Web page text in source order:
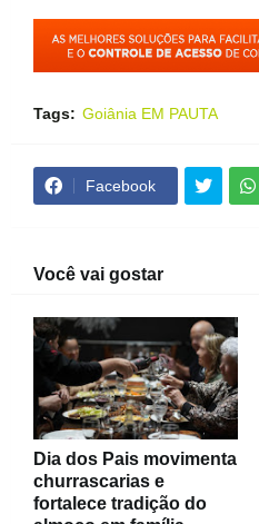
Tags: Goiânia EM PAUTA
Facebook
Você vai gostar
Dia dos Pais movimenta
churrascarias e
fortalece tradição do